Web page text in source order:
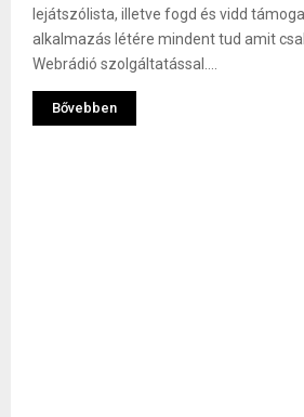
lejátszólista, illetve fogd és vidd
alkalmazás létére mindent tud amit
Webrádió szolgáltatással....
Bővebben